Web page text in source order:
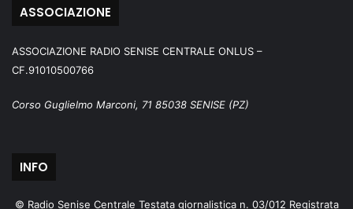
ASSOCIAZIONE
ASSOCIAZIONE RADIO SENISE CENTRALE ONLUS –
CF.91010500766
Corso Guglielmo Marconi, 71 85038 SENISE (PZ)
INFO
© Radio Senise Centrale Testata giornalistica n. 03/012 Registrata